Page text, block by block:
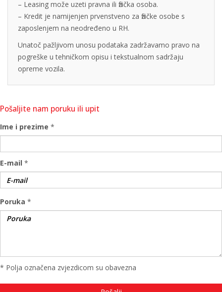
– Leasing može uzeti pravna ili fizička osoba.
– Kredit je namijenjen prvenstveno za fizičke osobe s
zaposlenjem na neodređeno u RH.
Unatoč pažljivom unosu podataka zadržavamo pravo na
pogreške u tehničkom opisu i tekstualnom sadržaju
opreme vozila.
Pošaljite nam poruku ili upit
Ime i prezime *
E-mail *
Poruka *
* Polja označena zvjezdicom su obavezna